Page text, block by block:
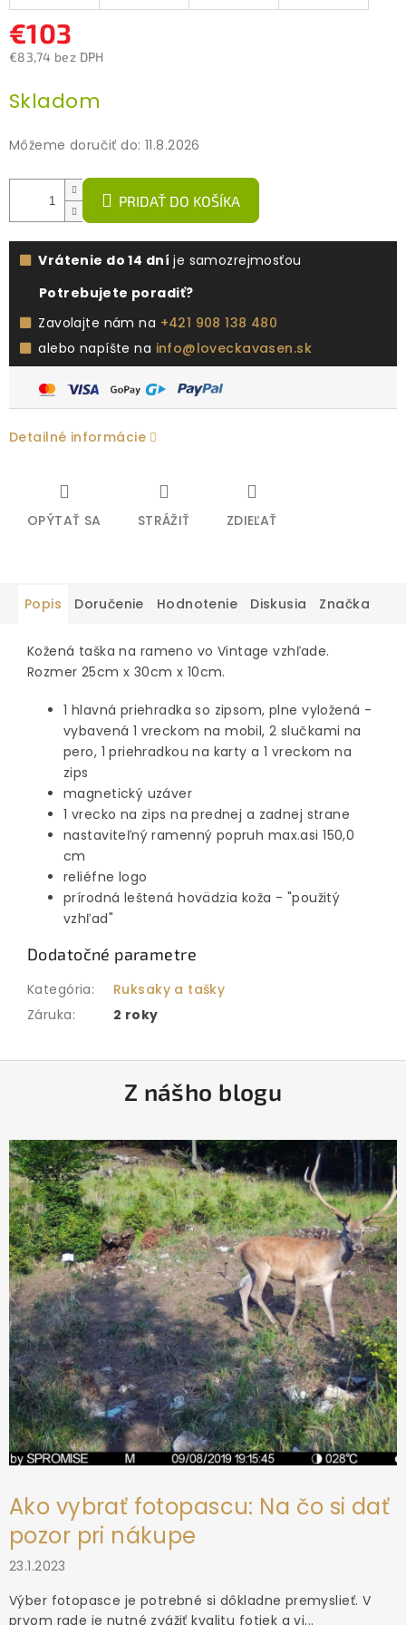
€103
€83,74 bez DPH
cena:
Skladom
Môžeme doručiť do: 11.8.2026
PRIDAŤ DO KOŠÍKA
Vrátenie do 14 dní je samozrejmosťou
Potrebujete poradiť?
Zavolajte nám na +421 908 138 480
alebo napíšte na info@loveckavasen.sk
Detailné informácie
OPÝTAŤ SA STRÁŽIŤ ZDIEĽAŤ
Popis Doručenie Hodnotenie Diskusia Značka
Kožená taška na rameno vo Vintage vzhľade.
Rozmer 25cm x 30cm x 10cm.
1 hlavná priehradka so zipsom, plne vyložená -
vybavená 1 vreckom na mobil, 2 slučkami na
pero, 1 priehradkou na karty a 1 vreckom na
zips
magnetický uzáver
1 vrecko na zips na prednej a zadnej strane
nastaviteľný ramenný popruh max.asi 150,0
cm
reliéfne logo
prírodná leštená hovädzia koža - "použitý
vzhľad"
Dodatočné parametre
Kategória:
Ruksaky a tašky
Záruka: 2 roky
ä
e
Z nášho blogu
Ako vybrať fotopascu: Na čo si dať
pozor pri nákupe
23.1.2023
Výber fotopasce je potrebné si dôkladne premyslieť. V
prvom rade je nutné zvážiť kvalitu fotiek a vi...